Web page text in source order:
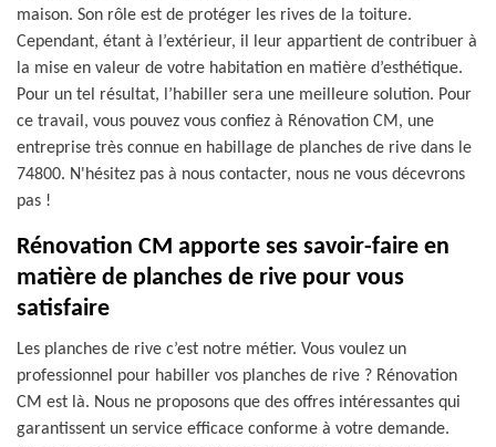
maison. Son rôle est de protéger les rives de la toiture.
Cependant, étant à l’extérieur, il leur appartient de contribuer à
la mise en valeur de votre habitation en matière d’esthétique.
Pour un tel résultat, l’habiller sera une meilleure solution. Pour
ce travail, vous pouvez vous confiez à Rénovation CM, une
entreprise très connue en habillage de planches de rive dans le
74800. N'hésitez pas à nous contacter, nous ne vous décevrons
pas !
Rénovation CM apporte ses savoir-faire en
matière de planches de rive pour vous
satisfaire
Les planches de rive c’est notre métier. Vous voulez un
professionnel pour habiller vos planches de rive ? Rénovation
CM est là. Nous ne proposons que des offres intéressantes qui
garantissent un service efficace conforme à votre demande.